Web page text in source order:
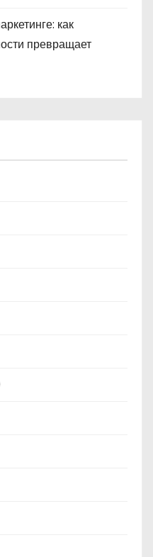
как
превращает